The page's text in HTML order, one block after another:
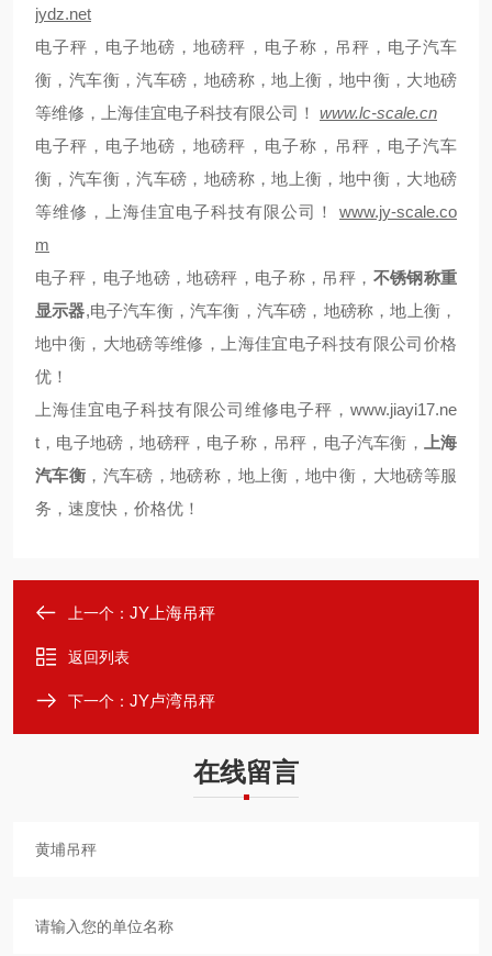
jydz.net
电子秤，电子地磅，地磅秤，电子称，吊秤，电子汽车
衡，汽车衡，汽车磅，地磅称，地上衡，地中衡，大地磅
等维修，上海佳宜电子科技有限公司！ www.lc-scale.cn
电子秤，电子地磅，地磅秤，电子称，吊秤，电子汽车
衡，汽车衡，汽车磅，地磅称，地上衡，地中衡，大地磅
等维修，上海佳宜电子科技有限公司！
www.jy-scale.co
m
电子秤，电子地磅，地磅秤，电子称，吊秤， 不锈钢称重
显示器,电子汽车衡，汽车衡，汽车磅，地磅称，地上衡，
地中衡，大地磅等维修，上海佳宜电子科技有限公司价格
优！
上海佳宜电子科技有限公司维修电子秤， www.jiayi17.ne
t ， 电子地磅，地磅秤，电子称，吊秤，电子汽车衡，
上海
汽车衡 ，汽车磅，地磅称，地上衡，地中衡，大地磅等服
务，速度快，价格优！
上一个： JY上海吊秤
返回列表
下一个： JY卢湾吊秤
在线留言